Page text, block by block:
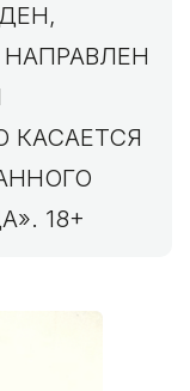
КАСАЕТСЯ
18+